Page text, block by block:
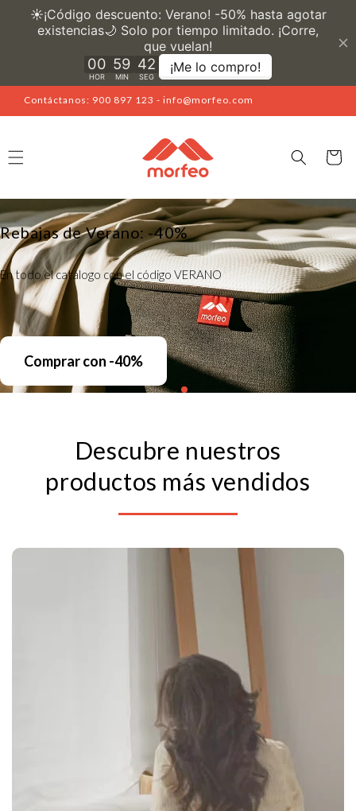
directamente
al contenido
Contáctanos: 900 897 123 - info@morfeo.com
Carrito
Duerme bien en Morfeo
Comprar ahora
Descubre nuestros
productos más vendidos